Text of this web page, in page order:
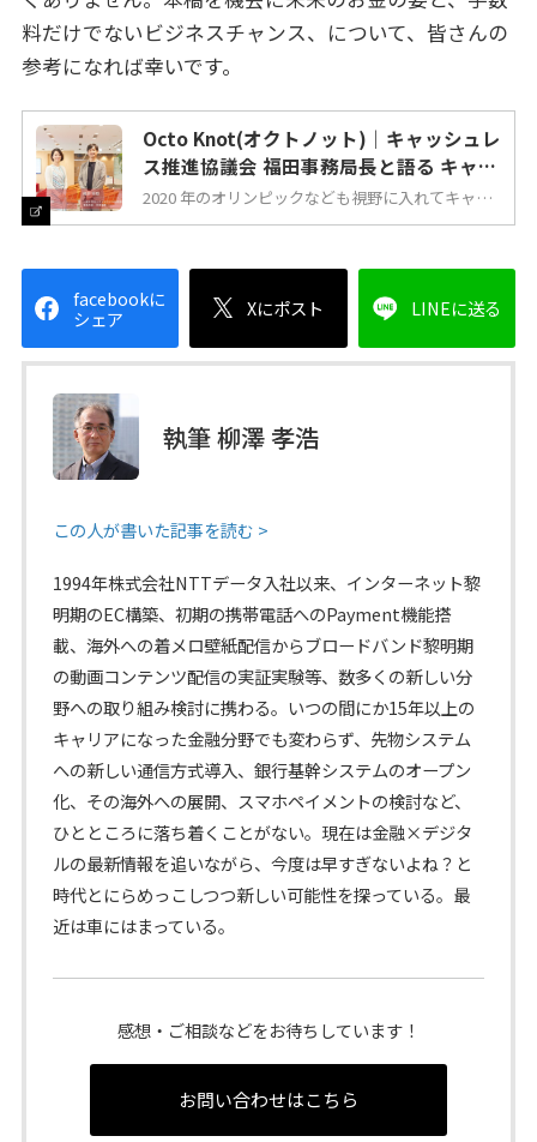
料だけでないビジネスチャンス、について、皆さんの
参考になれば幸いです。
Octo Knot(オクトノット)｜キャッシュレ
ス推進協議会 福田事務局長と語る キャッ
シュレスの先に描く未来
2020 年のオリンピックなども視野に入れてキャッ
シュレス化を進めてきた日本。最近ではスマホ決済
の普及やキャッシュレス決済に対応する店舗の拡大
キャッシュレス化の現在地は？これからどこへ向か
うのか？キャッシュレス推進協議会の事務局長とし
て日本のキャッシュレス発展を牽引する福田好郎さ
んに、キャッシュレス・決済を専門分野として活動
た。
facebookに
シェア
Xにポスト LINEに送る
執筆 柳澤 孝浩
この人が書いた記事を読む >
1994年株式会社NTTデータ入社以来、インターネット黎
明期のEC構築、初期の携帯電話へのPayment機能搭
載、海外への着メロ壁紙配信からブロードバンド黎明期
の動画コンテンツ配信の実証実験等、数多くの新しい分
野への取り組み検討に携わる。いつの間にか15年以上の
キャリアになった金融分野でも変わらず、先物システム
への新しい通信方式導入、銀行基幹システムのオープン
化、その海外への展開、スマホペイメントの検討など、
ひとところに落ち着くことがない。現在は金融×デジタ
ルの最新情報を追いながら、今度は早すぎないよね？と
時代とにらめっこしつつ新しい可能性を探っている。最
近は車にはまっている。
感想・ご相談などをお待ちしています！
お問い合わせはこちら